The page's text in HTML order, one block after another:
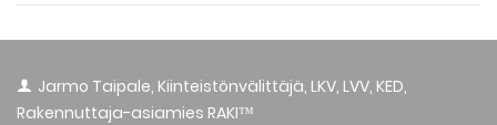
Jarmo Taipale, Kiinteistönvälittäjä, LKV, LVV, KED,
Rakennuttaja-asiamies RAKI™